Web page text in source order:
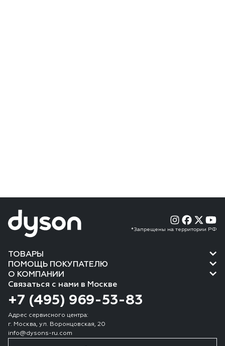
*Запрещены на территории РФ
ТОВАРЫ
ПОМОЩЬ ПОКУПАТЕЛЮ
О КОМПАНИИ
Связаться с нами в Москве
+7 (495) 969-53-83
Адрес сервисного центра:
г. Москва, ул. Воронцовская, 20
info@dysons-ru.com